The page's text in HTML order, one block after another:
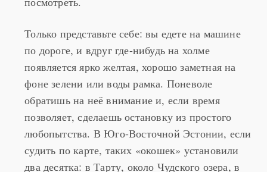
по дороге, и вдруг где-нибудь на холме
появляется ярко желтая, хорошо заметная на
фоне зелени или воды рамка. Поневоле
обратишь на неё внимание и, если время
позволяет, сделаешь остановку из простого
любопытства. В Юго-Восточной Эстонии, если
судить по карте, таких «окошек» установили
два десятка: в Тарту, около Чудского озера, в
Вырумаа, поблизости от Пыльва, Валга, Отепя.